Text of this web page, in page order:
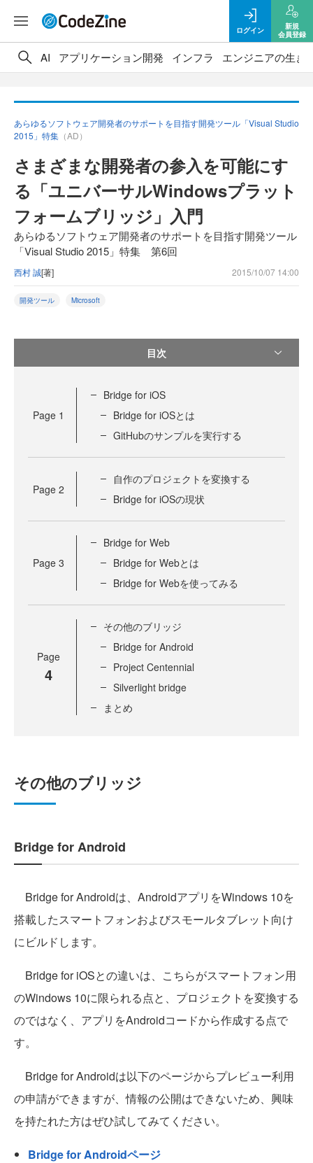
ログイン
新規
会員登録
AI アプリケーション開発 インフラ エンジニアの生き
あらゆるソフトウェア開発者のサポートを目指す開発ツール「Visual Studio
2015」特集 （AD）
さまざまな開発者の参入を可能にす
る「ユニバーサルWindowsプラット
フォームブリッジ」入門
あらゆるソフトウェア開発者のサポートを目指す開発ツール
「Visual Studio 2015」特集 第6回
西村 誠[著] 2015/10/07 14:00
開発ツール Microsoft
目次
Page 1
Bridge for iOS
Bridge for iOSとは
GitHubのサンプルを実行する
Page 2
自作のプロジェクトを変換する
Bridge for iOSの現状
Page 3
Bridge for Web
Bridge for Webとは
Bridge for Webを使ってみる
Page
4
その他のブリッジ
Bridge for Android
Project Centennial
Silverlight bridge
まとめ
その他のブリッジ
Bridge for Android
Bridge for Androidは、AndroidアプリをWindows 10を
搭載したスマートフォンおよびスモールタブレット向け
にビルドします。
Bridge for iOSとの違いは、こちらがスマートフォン用
のWindows 10に限られる点と、プロジェクトを変換する
のではなく、アプリをAndroidコードから作成する点で
す。
Bridge for Androidは以下のページからプレビュー利用
の申請ができますが、情報の公開はできないため、興味
を持たれた方はぜひ試してみてください。
Bridge for Androidページ